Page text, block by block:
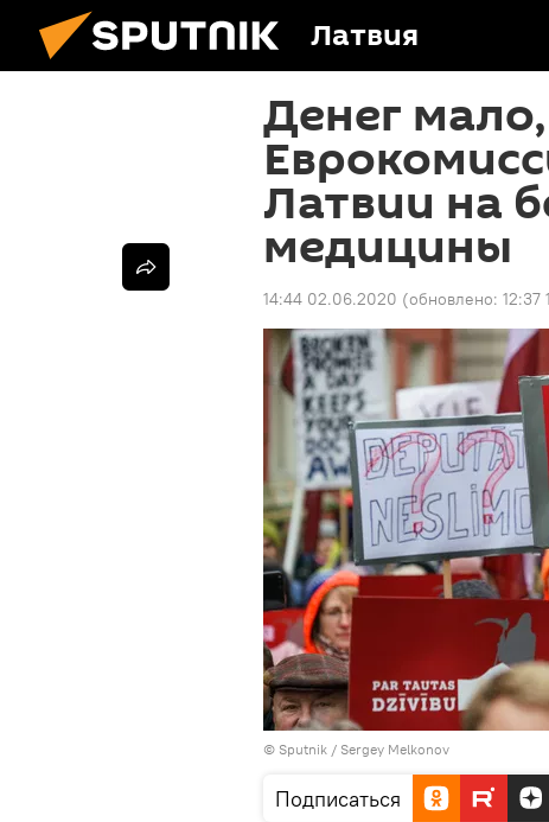
Латвия
Денег
Латвии на
медицины
14:44 02.06.2020 (обновлено: 12:37
© Sputnik / Sergey Melkonov
Подписаться